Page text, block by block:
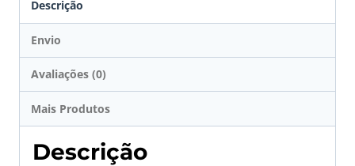
Descrição
Envio
Avaliações (0)
Mais Produtos
Descrição